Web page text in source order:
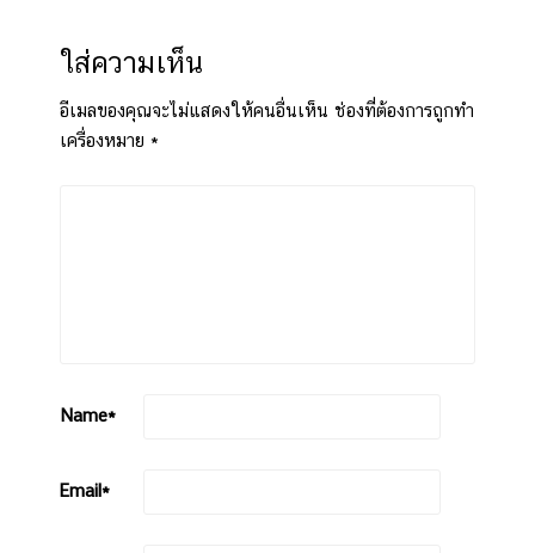
ใส่ความเห็น
อีเมลของคุณจะไม่แสดงให้คนอื่นเห็น ช่องที่ต้องการถูกทำ
เครื่องหมาย *
Name*
Email*